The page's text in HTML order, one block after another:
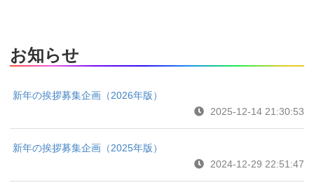
お知らせ
新年の挨拶募集企画（2026年版）
2025-12-14 21:30:53
新年の挨拶募集企画（2025年版）
2024-12-29 22:51:47